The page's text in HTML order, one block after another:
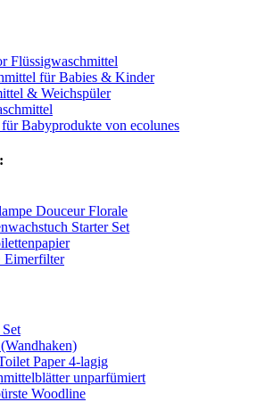
Flüssigwaschmittel
für Babies & Kinder
& Weichspüler
Babyprodukte von ecolunes
Douceur Florale
Starter Set
Paper 4-lagig
unparfümiert
Woodline